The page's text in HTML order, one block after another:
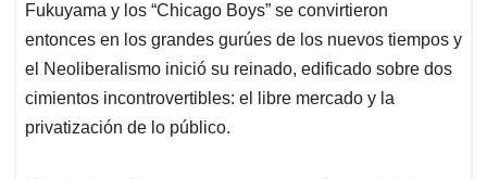
Fukuyama y los “Chicago Boys” se convirtieron
entonces en los grandes gurúes de los nuevos tiempos y
el Neoliberalismo inició su reinado, edificado sobre dos
cimientos incontrovertibles: el libre mercado y la
privatización de lo público.